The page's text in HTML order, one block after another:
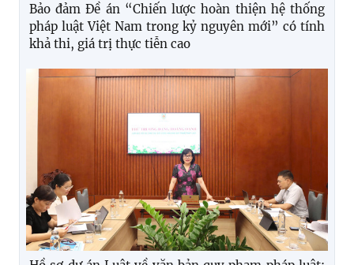
Bảo đảm Đề án “Chiến lược hoàn thiện hệ thống
pháp luật Việt Nam trong kỷ nguyên mới” có tính
khả thi, giá trị thực tiễn cao